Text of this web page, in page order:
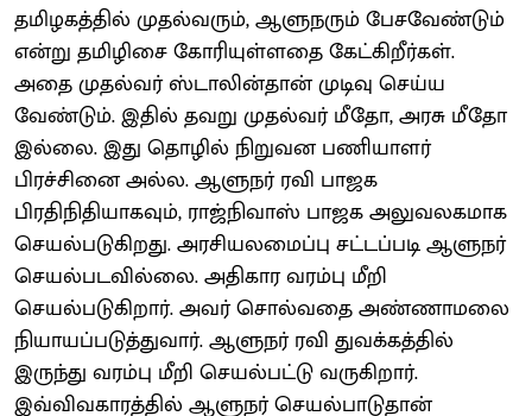
தமிழகத்தில் முதல்வரும், ஆளுநரும் பேசவேண்டும்
என்று தமிழிசை கோரியுள்ளதை கேட்கிறீர்கள்.
அதை முதல்வர் ஸ்டாலின்தான் முடிவு செய்ய
வேண்டும். இதில் தவறு முதல்வர் மீதோ, அரசு மீதோ
இல்லை. இது தொழில் நிறுவன பணியாளர்
பிரச்சினை அல்ல. ஆளுநர் ரவி பாஜக
பிரதிநிதியாகவும், ராஜ்நிவாஸ் பாஜக அலுவலகமாக
செயல்படுகிறது. அரசியலமைப்பு சட்டப்படி ஆளுநர்
செயல்படவில்லை. அதிகார வரம்பு மீறி
செயல்படுகிறார். அவர் சொல்வதை அண்ணாமலை
நியாயப்படுத்துவார். ஆளுநர் ரவி துவக்கத்தில்
இருந்து வரம்பு மீறி செயல்பட்டு வருகிறார்.
இவ்விவகாரத்தில் ஆளுநர் செயல்பாடுதான்